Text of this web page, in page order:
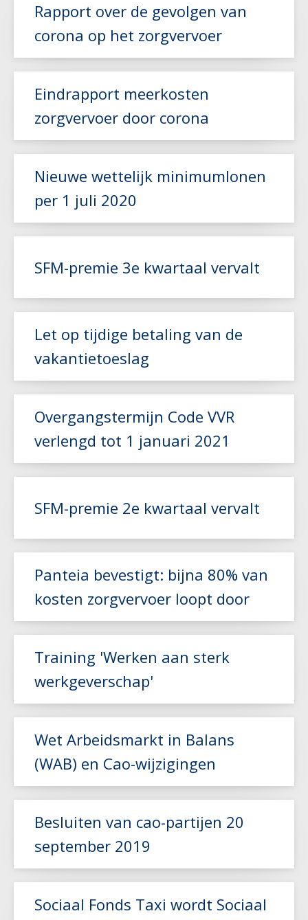
Lees meer
Rapport over de gevolgen van
corona op het zorgvervoer
Lees meer
Eindrapport meerkosten
zorgvervoer door corona
Lees meer
Nieuwe wettelijk minimumlonen
per 1 juli 2020
Lees meer
SFM-premie 3e kwartaal vervalt
Let op tijdige betaling van de
vakantietoeslag
Lees meer
Overgangstermijn Code VVR
verlengd tot 1 januari 2021
Lees meer
SFM-premie 2e kwartaal vervalt
Panteia bevestigt: bijna 80% van
kosten zorgvervoer loopt door
Training 'Werken aan sterk
werkgeverschap'
Wet Arbeidsmarkt in Balans
(WAB) en Cao-wijzigingen
Lees meer
Besluiten van cao-partijen 20
september 2019
Sociaal Fonds Taxi wordt Sociaal